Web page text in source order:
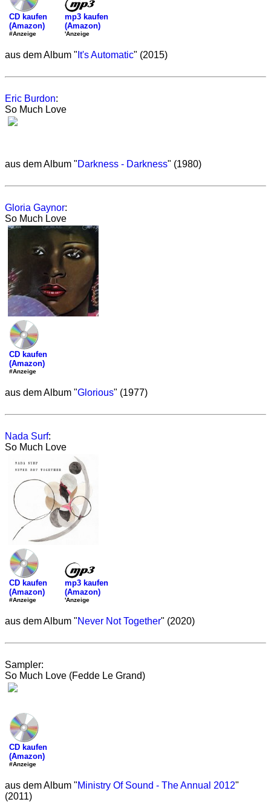
CD kaufen
(Amazon)
#Anzeige
mp3 kaufen
(Amazon)
'Anzeige
aus dem Album " It's Automatic" (2015)
Eric Burdon:
So Much Love
aus dem Album "Darkness - Darkness" (1980)
Gloria Gaynor:
So Much Love
CD kaufen
(Amazon)
#Anzeige
aus dem Album "Glorious" (1977)
Nada Surf:
So Much Love
CD kaufen
(Amazon)
#Anzeige
mp3 kaufen
(Amazon)
'Anzeige
aus dem Album "Never Not Together" (2020)
Sampler:
So Much Love (Fedde Le Grand)
CD kaufen
(Amazon)
#Anzeige
aus dem Album "Ministry Of Sound - The Annual 2012"
(2011)